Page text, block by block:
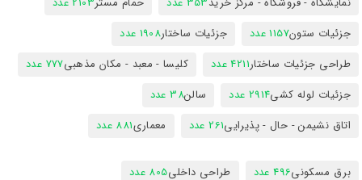
جزئیات ستون1157 عدد جزئیات ساختار1908 عدد
طراحی جزئیات ساختار4211 عدد کلیسا - معبد - مکان مذهبی777 عدد
جزئیات لوله کشی2914 عدد سالن38 عدد
اتاق نشیمن - حال - پذیرایی261 عدد معماری881 عدد
برق مسکونی496 عدد طراحی داخلی805 عدد